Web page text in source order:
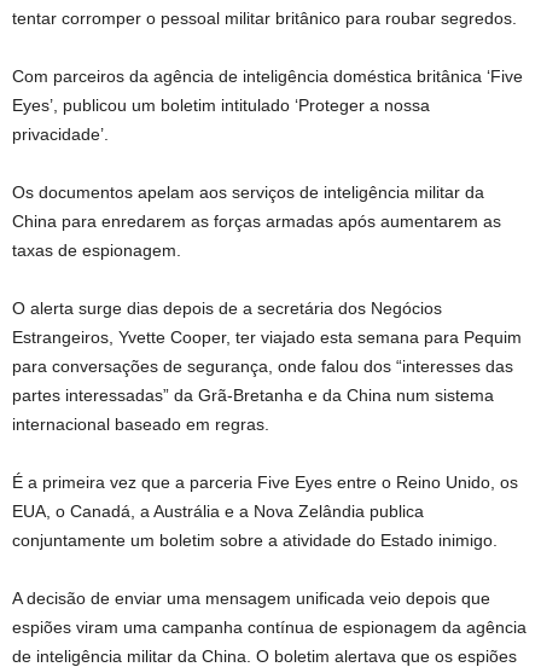
tentar corromper o pessoal militar britânico para roubar segredos.
Com parceiros da agência de inteligência doméstica britânica ‘Five
Eyes’, publicou um boletim intitulado ‘Proteger a nossa
privacidade’.
Os documentos apelam aos serviços de inteligência militar da
China para enredarem as forças armadas após aumentarem as
taxas de espionagem.
O alerta surge dias depois de a secretária dos Negócios
Estrangeiros, Yvette Cooper, ter viajado esta semana para Pequim
para conversações de segurança, onde falou dos “interesses das
partes interessadas” da Grã-Bretanha e da China num sistema
internacional baseado em regras.
É a primeira vez que a parceria Five Eyes entre o Reino Unido, os
EUA, o Canadá, a Austrália e a Nova Zelândia publica
conjuntamente um boletim sobre a atividade do Estado inimigo.
A decisão de enviar uma mensagem unificada veio depois que
espiões viram uma campanha contínua de espionagem da agência
de inteligência militar da China. O boletim alertava que os espiões